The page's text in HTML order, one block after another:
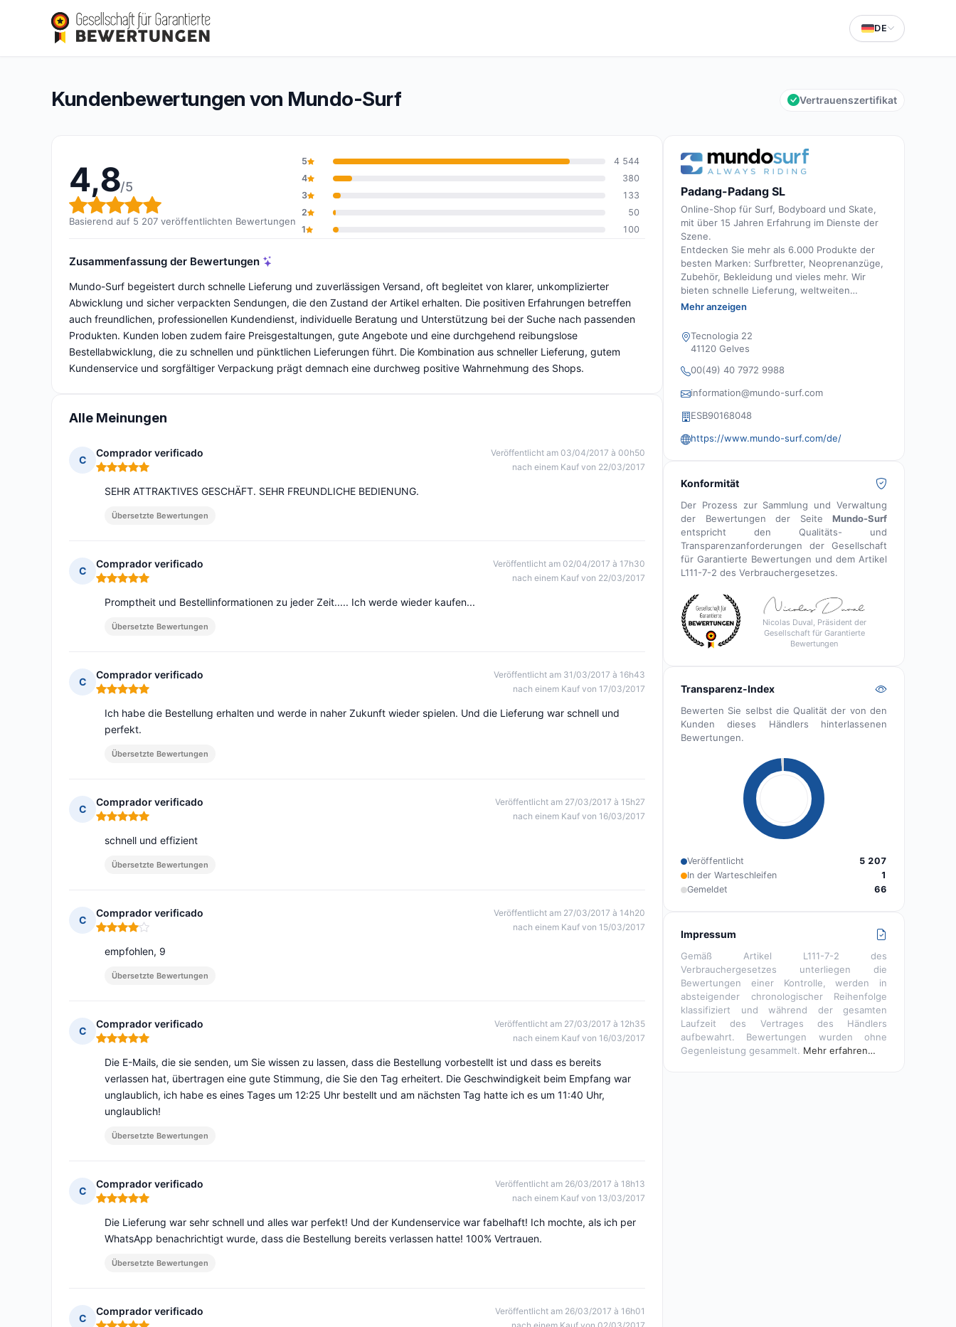
DE
Mundo-Surf
Gesamtbewertung: 4,8 von 5
4,8/5(5 207 Bewertungen)
Kundenbewertungen von Mundo-Surf Vertrauenszertifikat
4,8/5
Gesamtbewertung: 4,8 von 5
Basierend auf 5 207 veröffentlichten Bewertungen
5
4 544
4
380
3
133
2
50
1
100
Zusammenfassung der Bewertungen
Mundo-Surf begeistert durch schnelle Lieferung und zuverlässigen Versand, oft begleitet von klarer, unkomplizierter
Abwicklung und sicher verpackten Sendungen, die den Zustand der Artikel erhalten. Die positiven Erfahrungen betreffen
auch freundlichen, professionellen Kundendienst, individuelle Beratung und Unterstützung bei der Suche nach passenden
Produkten. Kunden loben zudem faire Preisgestaltungen, gute Angebote und eine durchgehend reibungslose
Bestellabwicklung, die zu schnellen und pünktlichen Lieferungen führt. Die Kombination aus schneller Lieferung, gutem
Kundenservice und sorgfältiger Verpackung prägt demnach eine durchweg positive Wahrnehmung des Shops.
Alle Meinungen
C
Comprador verificado
Hinweis: 5 von 5
Veröffentlicht am 03/04/2017 à 00h50
nach einem Kauf von 22/03/2017
SEHR ATTRAKTIVES GESCHÄFT. SEHR FREUNDLICHE BEDIENUNG.
Übersetzte Bewertungen
C
Comprador verificado
Hinweis: 5 von 5
Veröffentlicht am 02/04/2017 à 17h30
nach einem Kauf von 22/03/2017
Promptheit und Bestellinformationen zu jeder Zeit..... Ich werde wieder kaufen...
Übersetzte Bewertungen
C
Comprador verificado
Hinweis: 5 von 5
Veröffentlicht am 31/03/2017 à 16h43
nach einem Kauf von 17/03/2017
Ich habe die Bestellung erhalten und werde in naher Zukunft wieder spielen. Und die Lieferung war schnell und
perfekt.
Übersetzte Bewertungen
C
Comprador verificado
Hinweis: 5 von 5
Veröffentlicht am 27/03/2017 à 15h27
nach einem Kauf von 16/03/2017
schnell und effizient
Übersetzte Bewertungen
C
Comprador verificado
Hinweis: 4 von 5
Veröffentlicht am 27/03/2017 à 14h20
nach einem Kauf von 15/03/2017
empfohlen, 9
Übersetzte Bewertungen
C
Comprador verificado
Hinweis: 5 von 5
Veröffentlicht am 27/03/2017 à 12h35
nach einem Kauf von 16/03/2017
Die E-Mails, die sie senden, um Sie wissen zu lassen, dass die Bestellung vorbestellt ist und dass es bereits
verlassen hat, übertragen eine gute Stimmung, die Sie den Tag erheitert. Die Geschwindigkeit beim Empfang war
unglaublich, ich habe es eines Tages um 12:25 Uhr bestellt und am nächsten Tag hatte ich es um 11:40 Uhr,
unglaublich!
Übersetzte Bewertungen
C
Comprador verificado
Hinweis: 5 von 5
Veröffentlicht am 26/03/2017 à 18h13
nach einem Kauf von 13/03/2017
Die Lieferung war sehr schnell und alles war perfekt! Und der Kundenservice war fabelhaft! Ich mochte, als ich per
WhatsApp benachrichtigt wurde, dass die Bestellung bereits verlassen hatte! 100% Vertrauen.
Übersetzte Bewertungen
C
Comprador verificado
Veröffentlicht am 26/03/2017 à 16h01
Padang-Padang SL
Online-Shop für Surf, Bodyboard und Skate,
mit über 15 Jahren Erfahrung im Dienste der
Szene.
Entdecken Sie mehr als 6.000 Produkte der
besten Marken: Surfbretter, Neoprenanzüge,
Zubehör, Bekleidung und vieles mehr. Wir
bieten schnelle Lieferung, weltweiten
Versand und eine kompetente, persönliche
erfahrene Surfer.
Mehr anzeigen
Tecnologia 22
41120 Gelves
00(49) 40 7972 9988
information@mundo-surf.com
ESB90168048
https://www.mundo-surf.com/de/
Konformität
Der Prozess zur Sammlung und Verwaltung
der Bewertungen der Seite Mundo-Surf
entspricht den Qualitäts- und
Transparenzanforderungen der Gesellschaft
für Garantierte Bewertungen und dem Artikel
L111-7-2 des Verbrauchergesetzes.
Nicolas Duval, Präsident der
Gesellschaft für Garantierte
Bewertungen
Transparenz-Index
Bewerten Sie selbst die Qualität der von den
Kunden dieses Händlers hinterlassenen
Bewertungen.
Veröffentlicht
5 207
In der Warteschleifen
1
Gemeldet
66
Impressum
Gemäß Artikel L111-7-2 des
Verbrauchergesetzes unterliegen die
Bewertungen einer Kontrolle, werden in
absteigender chronologischer Reihenfolge
klassifiziert und während der gesamten
Laufzeit des Vertrages des Händlers
aufbewahrt. Bewertungen wurden ohne
Gegenleistung gesammelt. Mehr erfahren…